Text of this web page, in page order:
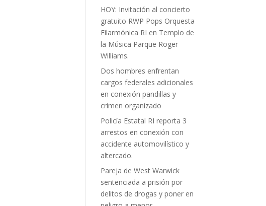
HOY: Invitación al concierto
gratuito RWP Pops Orquesta
Filarmónica RI en Templo de
la Música Parque Roger
Williams.
Dos hombres enfrentan
cargos federales adicionales
en conexión pandillas y
crimen organizado
Policía Estatal RI reporta 3
arrestos en conexión con
accidente automovilístico y
altercado.
Pareja de West Warwick
sentenciada a prisión por
delitos de drogas y poner en